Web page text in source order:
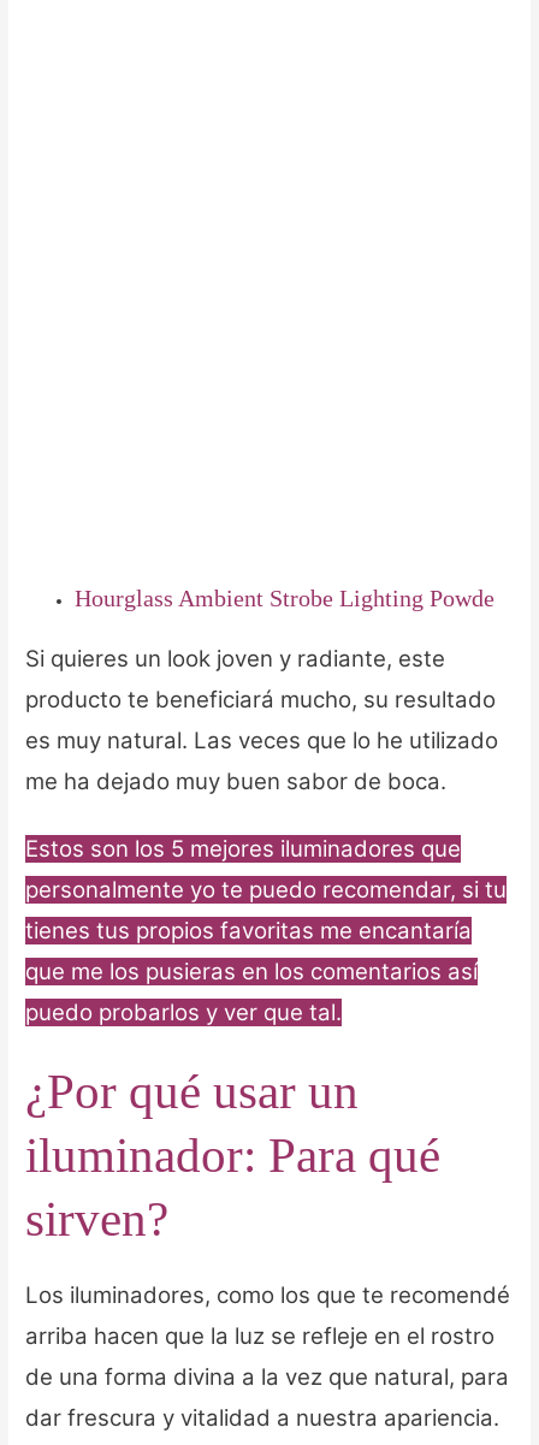
Hourglass Ambient Strobe Lighting Powde
Si quieres un look joven y radiante, este
producto te beneficiará mucho, su resultado
es muy natural. Las veces que lo he utilizado
me ha dejado muy buen sabor de boca.
Estos son los 5 mejores iluminadores que
personalmente yo te puedo recomendar, si tu
tienes tus propios favoritas me encantaría
que me los pusieras en los comentarios así
puedo probarlos y ver que tal.
¿Por qué usar un
iluminador: Para qué
sirven?
Los iluminadores, como los que te recomendé
arriba hacen que la luz se refleje en el rostro
de una forma divina a la vez que natural, para
dar frescura y vitalidad a nuestra apariencia.